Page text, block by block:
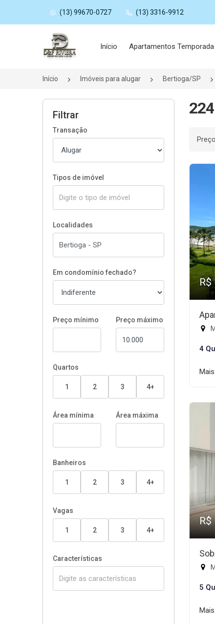
(13) 99670-0727 (13) 3316-9912
Página inicial
Início Apartamentos Temporada
Início Imóveis para alugar Bertioga/SP
Filtrar
Transação
Tipos de imóvel
Localidades
Em condomínio fechado?
Preço mínimo Preço máximo
Quartos
1 2 3 4+
Área mínima Área máxima
Banheiros
1 2 3 4+
Vagas
1 2 3 4+
Características
R$
4
R$
5